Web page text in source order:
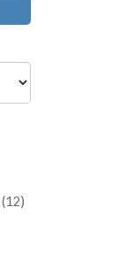
(12)